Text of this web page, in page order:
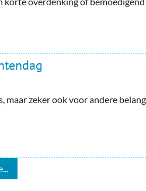
zeker ook voor andere